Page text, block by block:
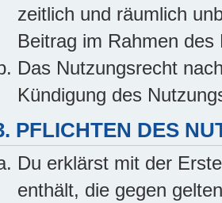
zeitlich und räumlich
Beitrag im Rahmen
Das Nutzungsrecht
Kündigung des
PFLICHTEN DES
Du erklärst mit der
enthält, die gegen